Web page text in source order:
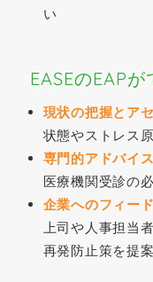
い
EASEのEAPが
現状の把握とア
状態やストレス
専門的アドバイス
医療機関受診の
企業へのフィー
上司や人事担当
再発防止策を提案